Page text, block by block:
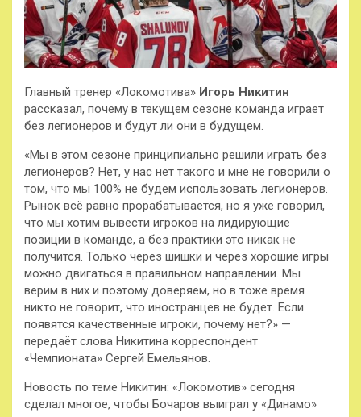
Главный тренер «Локомотива» Игорь Никитин
рассказал, почему в текущем сезоне команда играет
без легионеров и будут ли они в будущем.
«Мы в этом сезоне принципиально решили играть без
легионеров? Нет, у нас нет такого и мне не говорили о
том, что мы 100% не будем использовать легионеров.
Рынок всё равно прорабатывается, но я уже говорил,
что мы хотим вывести игроков на лидирующие
позиции в команде, а без практики это никак не
получится. Только через шишки и через хорошие игры
можно двигаться в правильном направлении. Мы
верим в них и поэтому доверяем, но в тоже время
никто не говорит, что иностранцев не будет. Если
появятся качественные игроки, почему нет?» —
передаёт слова Никитина корреспондент
«Чемпионата» Сергей Емельянов.
Новость по теме Никитин: «Локомотив» сегодня
сделал многое, чтобы Бочаров выиграл у «Динамо»